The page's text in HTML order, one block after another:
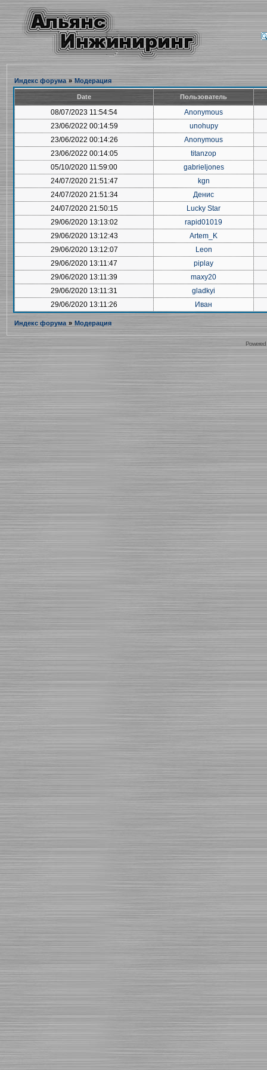
Индекс форума » Модерация
Date Пользователь
08/07/2023 11:54:54
Anonymous
23/06/2022 00:14:59
unohupy
23/06/2022 00:14:26
Anonymous
23/06/2022 00:14:05
titanzop
05/10/2020 11:59:00
gabrieljones
24/07/2020 21:51:47
kgn
24/07/2020 21:51:34
Денис
24/07/2020 21:50:15
Lucky Star
29/06/2020 13:13:02
rapid01019
29/06/2020 13:12:43
Artem_K
29/06/2020 13:12:07
Leon
29/06/2020 13:11:47
piplay
29/06/2020 13:11:39
maxy20
29/06/2020 13:11:31
gladkyi
29/06/2020 13:11:26
Иван
Индекс форума » Модерация